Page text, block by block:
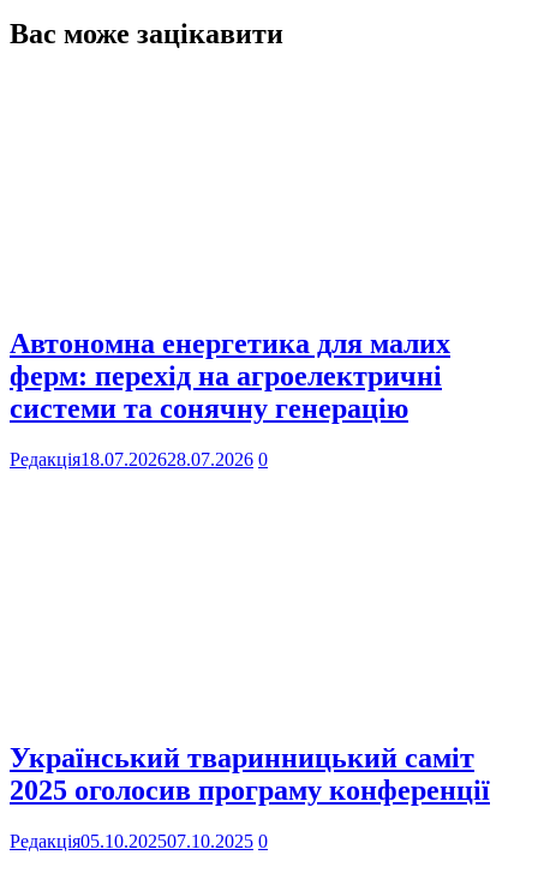
Вас може зацікавити
Автономна енергетика для малих
ферм: перехід на агроелектричні
системи та сонячну генерацію
Редакція18.07.202628.07.2026 0
Український тваринницький саміт
2025 оголосив програму конференції
Редакція05.10.202507.10.2025 0